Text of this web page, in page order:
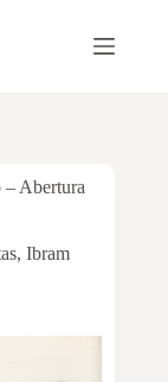
Abertura
, Ibram